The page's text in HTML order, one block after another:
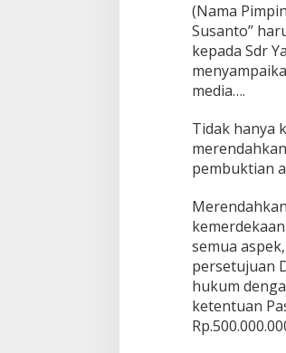
(Nama
Susanto”
kepada Sdr
media….
Tidak hanya
pembuktian
semua
persetujuan
hukum
ketentuan